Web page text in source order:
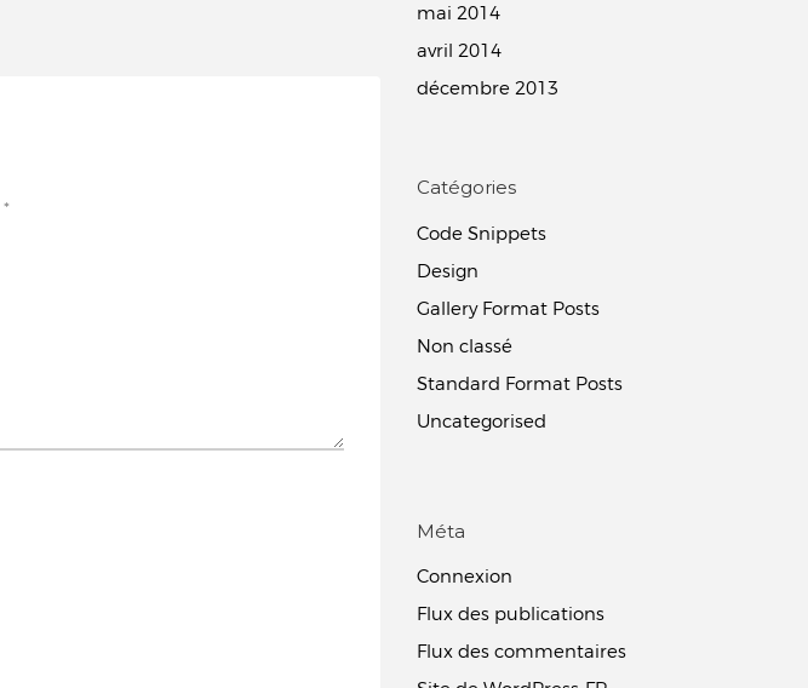
*
mai 2014
avril 2014
décembre 2013
Catégories
Code Snippets
Design
Gallery Format Posts
Non classé
Standard Format Posts
Uncategorised
Méta
Connexion
Flux des publications
Flux des commentaires